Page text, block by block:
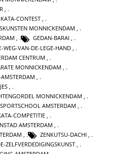
,
CONTEST ,
MONNICKENDAM ,
, GEDAN-BARAI ,
WEG-VAN-DE-LEGE-HAND
CENTRUM
MONNICKENDAM
MONNICKENDAM
SPORTSCHOOL AMSTERDAM
COMPETITIE
AMSTERDAM ,
, ZENKUTSU-DACHI ,
ZELFVERDEDIGINGSKUNST ,